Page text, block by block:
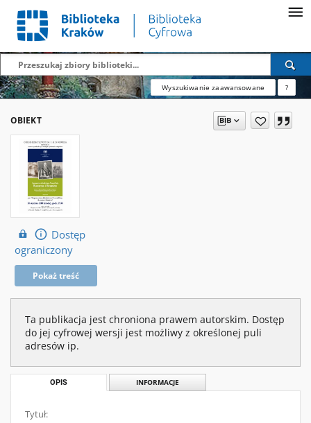
Wyszukiwanie zaawansowane ?
OBIEKT
Dostęp
ograniczony
Pokaż treść
Ta publikacja jest chroniona prawem autorskim. Dostęp
do jej cyfrowej wersji jest możliwy z określonej puli
adresów ip.
OPIS INFORMACJE
Tytuł: